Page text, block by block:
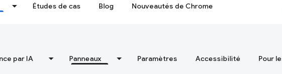
Études de cas Blog Nouveautés de Chrome
par IA Panneaux Paramètres Accessibilité Pour